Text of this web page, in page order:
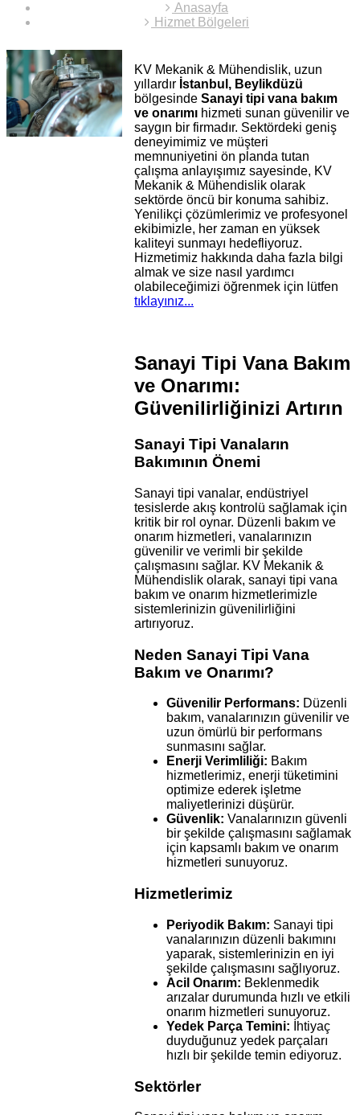
Anasayfa
Hizmet Bölgeleri
KV Mekanik & Mühendislik, uzun
yıllardır İstanbul, Beylikdüzü
bölgesindeSanayi tipi vana bakım
ve onarımı hizmeti sunan güvenilir ve
saygın bir firmadır. Sektördeki geniş
deneyimimiz ve müşteri
memnuniyetini ön planda tutan
çalışma anlayışımız sayesinde, KV
Mekanik & Mühendislik olarak
sektörde öncü bir konuma sahibiz.
Yenilikçi çözümlerimiz ve profesyonel
ekibimizle, her zaman en yüksek
kaliteyi sunmayı hedefliyoruz.
Hizmetimiz hakkında daha fazla bilgi
almak ve size nasıl yardımcı
olabileceğimizi öğrenmek için lütfen
tıklayınız...
Sanayi Tipi Vana Bakım
ve Onarımı:
Güvenilirliğinizi Artırın
Sanayi Tipi Vanaların
Bakımının Önemi
Sanayi tipi vanalar, endüstriyel
tesislerde akış kontrolü sağlamak için
kritik bir rol oynar. Düzenli bakım ve
onarım hizmetleri, vanalarınızın
güvenilir ve verimli bir şekilde
çalışmasını sağlar. KV Mekanik &
Mühendislik olarak, sanayi tipi vana
bakım ve onarım hizmetlerimizle
sistemlerinizin güvenilirliğini
artırıyoruz.
Neden Sanayi Tipi Vana
Bakım ve Onarımı?
Güvenilir Performans: Düzenli
bakım, vanalarınızın güvenilir ve
uzun ömürlü bir performans
sunmasını sağlar.
Enerji Verimliliği: Bakım
hizmetlerimiz, enerji tüketimini
optimize ederek işletme
maliyetlerinizi düşürür.
Güvenlik: Vanalarınızın güvenli
bir şekilde çalışmasını sağlamak
için kapsamlı bakım ve onarım
hizmetleri sunuyoruz.
Hizmetlerimiz
Periyodik Bakım: Sanayi tipi
vanalarınızın düzenli bakımını
yaparak, sistemlerinizin en iyi
şekilde çalışmasını sağlıyoruz.
Acil Onarım: Beklenmedik
arızalar durumunda hızlı ve etkili
onarım hizmetleri sunuyoruz.
Yedek Parça Temini: İhtiyaç
duyduğunuz yedek parçaları
hızlı bir şekilde temin ediyoruz.
Sektörler